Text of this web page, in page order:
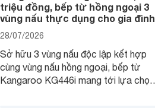
triệu đồng, bếp từ hồng ngoại 3
vùng nấu thực dụng cho gia đình
28/07/2026
Sở hữu 3 vùng nấu độc lập kết hợp
cùng vùng nấu hồng ngoại, bếp từ
Kangaroo KG446i mang tới lựa chọn